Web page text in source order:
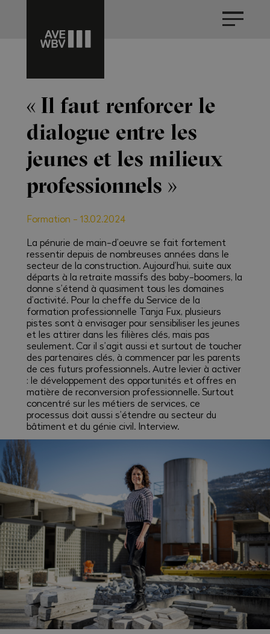
« Il faut renforcer le
dialogue entre les
jeunes et les milieux
professionnels »
Formation - 13.02.2024
La pénurie de main-d’oeuvre se fait fortement
ressentir depuis de nombreuses années dans le
secteur de la construction. Aujourd’hui, suite aux
départs à la retraite massifs des baby-boomers, la
donne s’étend à quasiment tous les domaines
d’activité. Pour la cheffe du Service de la
formation professionnelle Tanja Fux, plusieurs
pistes sont à envisager pour sensibiliser les jeunes
et les attirer dans les filières clés, mais pas
seulement. Car il s’agit aussi et surtout de toucher
des partenaires clés, à commencer par les parents
de ces futurs professionnels. Autre levier à activer
: le développement des opportunités et offres en
matière de reconversion professionnelle. Surtout
concentré sur les métiers de services, ce
processus doit aussi s’étendre au secteur du
bâtiment et du génie civil. Interview.